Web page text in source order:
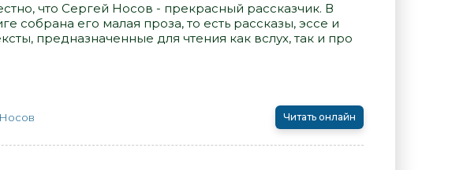
что Сергей Носов - прекрасный рассказчик. В
собрана его малая проза, то есть рассказы, эссе и
предназначенные для чтения как вслух, так и про
Читать онлайн